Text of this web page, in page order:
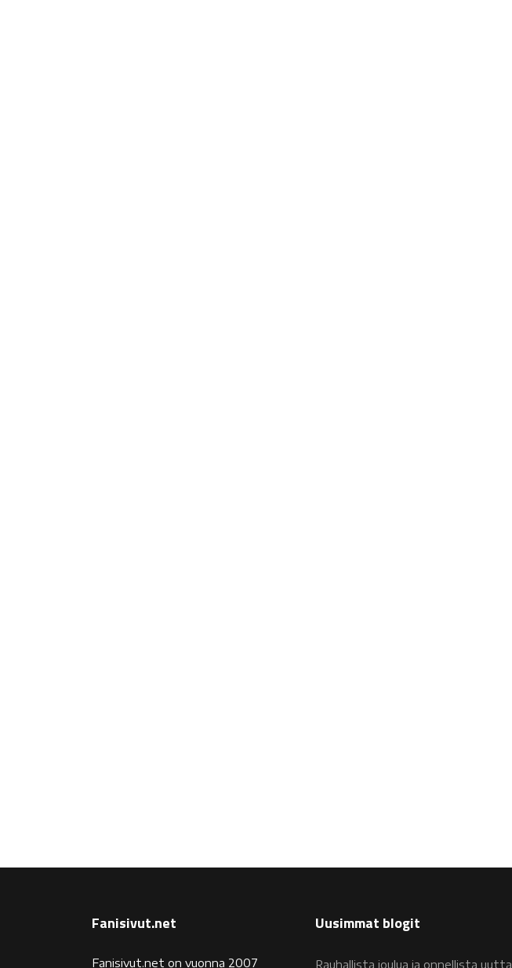
Fanisivut.net
Fanisivut.net on vuonna 2007
Uusimmat blogit
Rauhallista joulua ja onnellista uutta